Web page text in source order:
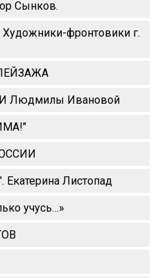
Сынков.
фронтовики г.
Людмилы Ивановой
Екатерина Листопад
учусь…»